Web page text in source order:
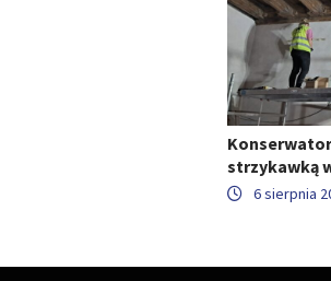
strzykawką
6 sierpnia